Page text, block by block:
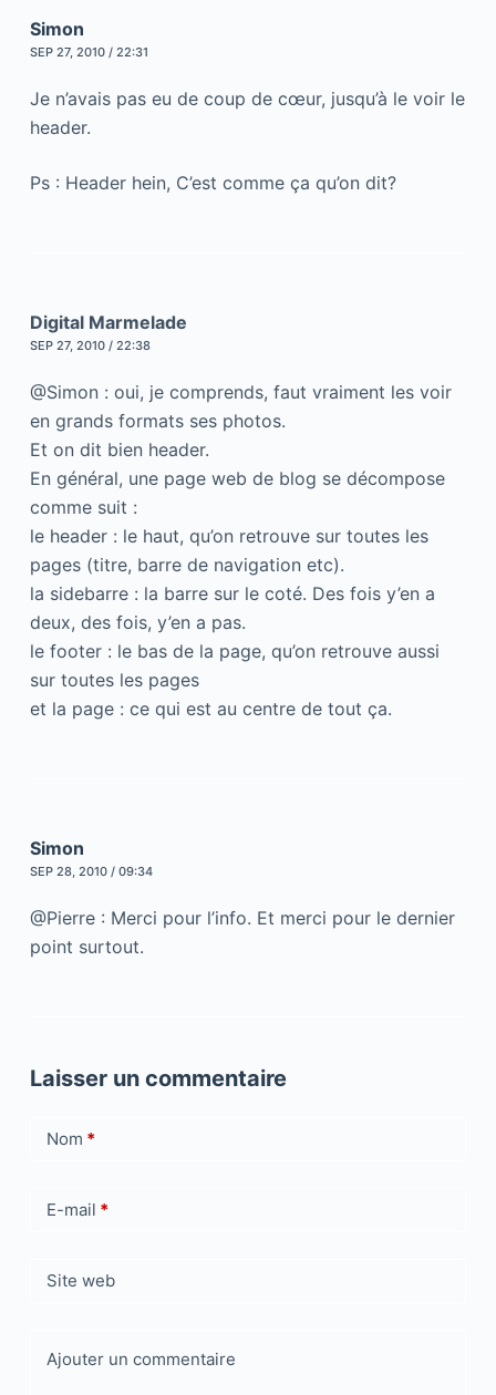
Simon
SEP 27, 2010 / 22:31
Je n’avais pas eu de coup de cœur, jusqu’à le voir le
header.
Ps : Header hein, C’est comme ça qu’on dit?
Digital Marmelade
SEP 27, 2010 / 22:38
@Simon : oui, je comprends, faut vraiment les voir
en grands formats ses photos.
Et on dit bien header.
En général, une page web de blog se décompose
comme suit :
le header : le haut, qu’on retrouve sur toutes les
pages (titre, barre de navigation etc).
la sidebarre : la barre sur le coté. Des fois y’en a
deux, des fois, y’en a pas.
le footer : le bas de la page, qu’on retrouve aussi
sur toutes les pages
et la page : ce qui est au centre de tout ça.
Simon
SEP 28, 2010 / 09:34
@Pierre : Merci pour l’info. Et merci pour le dernier
point surtout.
Laisser un commentaire
Nom *
E-mail *
Site web
Ajouter un commentaire